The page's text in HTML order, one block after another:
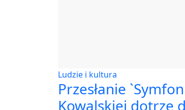
Ludzie i kultura
Przesłanie
Kowalskiej dotrze